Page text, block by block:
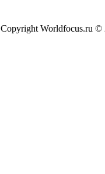
Copyright Worldfocus.ru ©